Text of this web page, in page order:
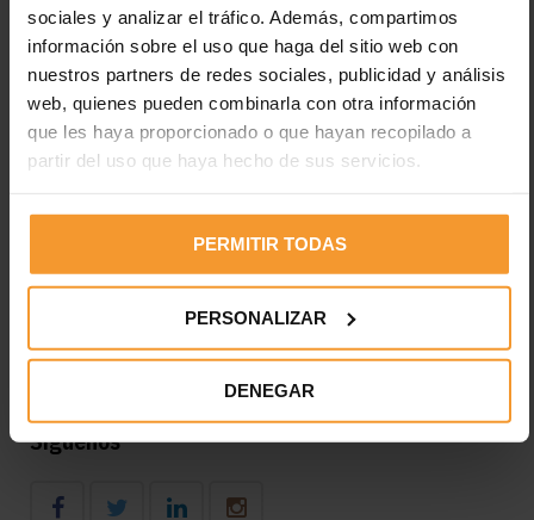
sociales y analizar el tráfico. Además, compartimos
información sobre el uso que haga del sitio web con
nuestros partners de redes sociales, publicidad y análisis
web, quienes pueden combinarla con otra información
que les haya proporcionado o que hayan recopilado a
partir del uso que haya hecho de sus servicios.
PERMITIR TODAS
PERSONALIZAR
DENEGAR
Entradas recientes
Los neumáticos están desgastados en el 2% de los
accidentes de tráfico con víctimas
Uno de cada cuatro vehículos circula con fallos en luces,
cuando el 35% de fallecidos es en horas con poca luz
Desfase del 45,1% entre el IPC y lo que pagan las
acondicionado: consejos clave
Síguenos